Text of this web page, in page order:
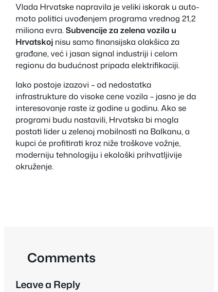
Vlada Hrvatske napravila je veliki iskorak u auto-
moto politici uvođenjem programa vrednog 21,2
miliona evra.Subvencije za zelena vozila u
Hrvatskoj nisu samo finansijska olakšica za
građane, već i jasan signal industriji i celom
regionu da budućnost pripada elektrifikaciji.
Iako postoje izazovi – od nedostatka
infrastrukture do visoke cene vozila – jasno je da
interesovanje raste iz godine u godinu. Ako se
programi budu nastavili, Hrvatska bi mogla
postati lider u zelenoj mobilnosti na Balkanu, a
kupci će profitirati kroz niže troškove vožnje,
moderniju tehnologiju i ekološki prihvatljivije
okruženje.
Comments
Leave a Reply